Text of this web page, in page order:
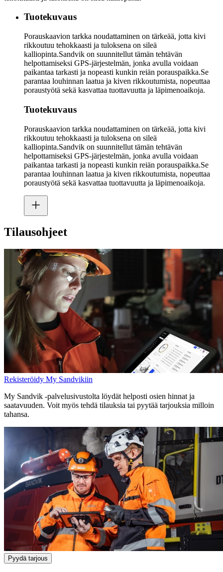
Tuotekuvaus
Porauskaavion tarkka noudattaminen on tärkeää, jotta kivi
rikkoutuu tehokkaasti ja tuloksena on sileä
kalliopinta.Sandvik on suunnitellut tämän tehtävän
helpottamiseksi GPS-järjestelmän, jonka avulla voidaan
paikantaa tarkasti ja nopeasti kunkin reiän porauspaikka.Se
parantaa louhinnan laatua ja kiven rikkoutumista, nopeuttaa
poraustyötä sekä kasvattaa tuottavuutta ja läpimenoaikoja.
Tuotekuvaus
Porauskaavion tarkka noudattaminen on tärkeää, jotta kivi
rikkoutuu tehokkaasti ja tuloksena on sileä
kalliopinta.Sandvik on suunnitellut tämän tehtävän
helpottamiseksi GPS-järjestelmän, jonka avulla voidaan
paikantaa tarkasti ja nopeasti kunkin reiän porauspaikka.Se
parantaa louhinnan laatua ja kiven rikkoutumista, nopeuttaa
poraustyötä sekä kasvattaa tuottavuutta ja läpimenoaikoja.
Tilausohjeet
Rekisteröidy My Sandvikiin
My Sandvik -palvelusivustolta löydät helposti osien hinnat ja
saatavuuden. Voit myös tehdä tilauksia tai pyytää tarjouksia milloin
tahansa.
Pyydä tarjous